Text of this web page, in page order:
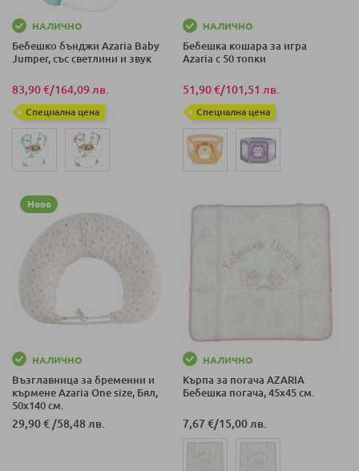
НАЛИЧНО
Бебешко бънджи Azaria Baby
Jumper, със светлини и звук
83,90 €/164,09 лв.
Специална цена
НАЛИЧНО
Бебешка кошара за игра
Azaria с 50 топки
51,90 €/101,51 лв.
Специална цена
Ново
НАЛИЧНО
Възглавница за бременни и
кърмене Azaria One size, Бял,
50x140 см.
29,90 € /58,48 лв.
НАЛИЧНО
Кърпа за погача AZARIA
Бебешка погача, 45х45 см.
7,67 €/15,00 лв.